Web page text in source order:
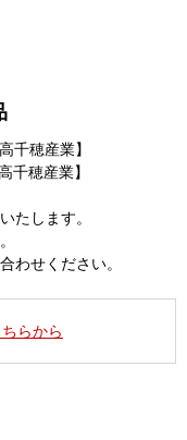
千穂産業】
千穂産業】
たします。
わせください。
らから